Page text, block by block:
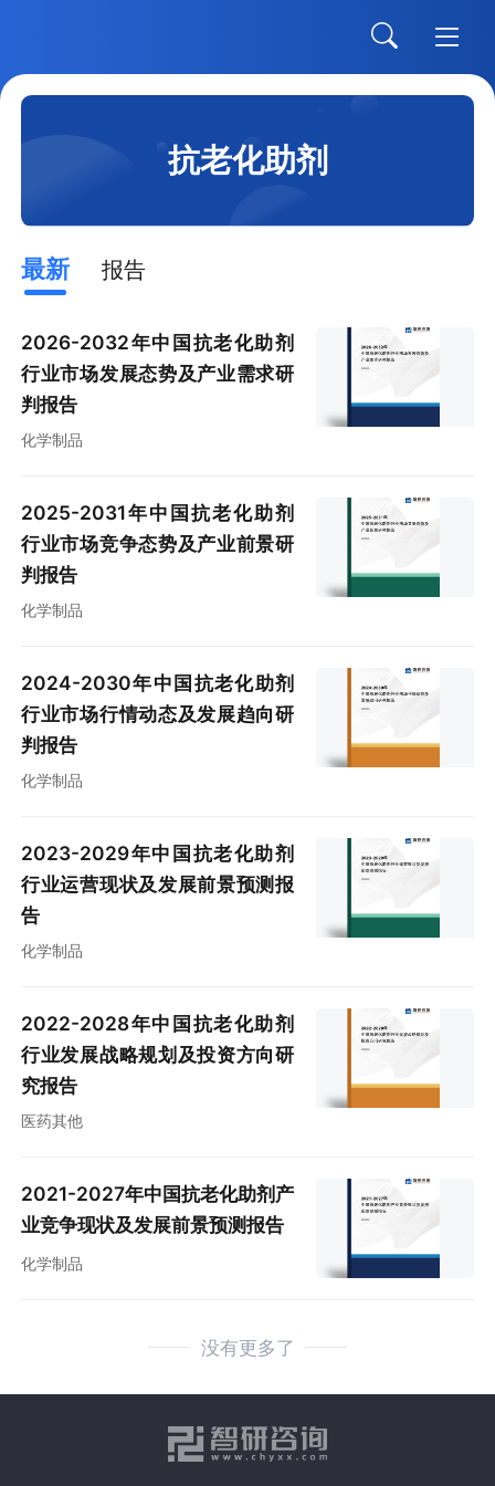
抗老化助剂
最新 报告
2026-2032年中国抗老化助剂
行业市场发展态势及产业需求研
判报告
化学制品
2025-2031年中国抗老化助剂
行业市场竞争态势及产业前景研
判报告
化学制品
2024-2030年中国抗老化助剂
行业市场行情动态及发展趋向研
判报告
化学制品
2023-2029年中国抗老化助剂
行业运营现状及发展前景预测报
告
化学制品
2022-2028年中国抗老化助剂
行业发展战略规划及投资方向研
究报告
医药其他
2021-2027年中国抗老化助剂产
业竞争现状及发展前景预测报告
化学制品
没有更多了